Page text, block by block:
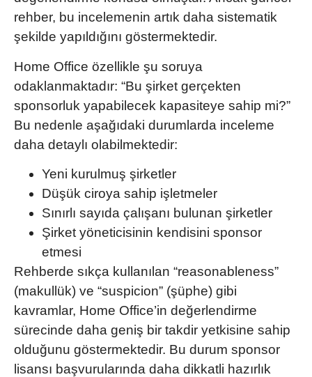
rehber, bu incelemenin artık daha sistematik
şekilde yapıldığını göstermektedir.
Home Office özellikle şu soruya
odaklanmaktadır: “Bu şirket gerçekten
sponsorluk yapabilecek kapasiteye sahip mi?”
Bu nedenle aşağıdaki durumlarda inceleme
daha detaylı olabilmektedir:
Yeni kurulmuş şirketler
Düşük ciroya sahip işletmeler
Sınırlı sayıda çalışanı bulunan şirketler
Şirket yöneticisinin kendisini sponsor
etmesi
Rehberde sıkça kullanılan “reasonableness”
(makullük) ve “suspicion” (şüphe) gibi
kavramlar, Home Office’in değerlendirme
sürecinde daha geniş bir takdir yetkisine sahip
olduğunu göstermektedir. Bu durum sponsor
lisansı başvurularında daha dikkatli hazırlık